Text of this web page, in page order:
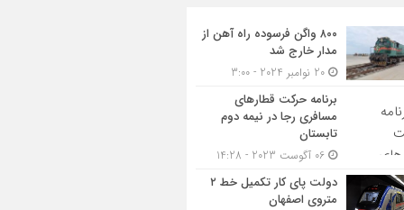
۸۰۰ واگن فرسوده راه آهن از
مدار خارج شد
برنامه حرکت قطارهای
مسافری رجا در نیمه دوم
تابستان
دولت پای کار تکمیل خط ۲
متروی اصفهان